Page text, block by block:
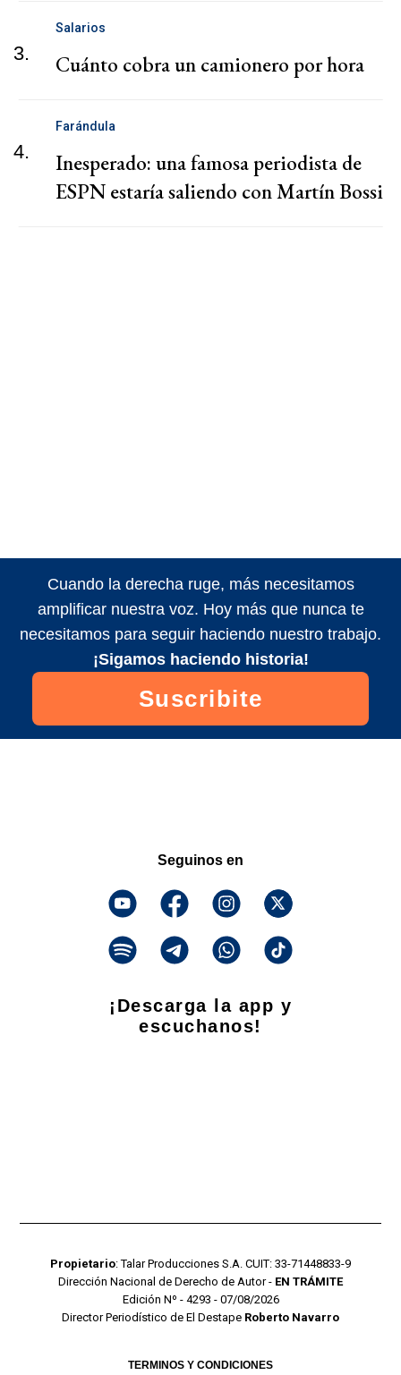
3.
Salarios
Cuánto cobra un camionero por hora
4.
Farándula
Inesperado: una famosa periodista de
ESPN estaría saliendo con Martín Bossi
Cuando la derecha ruge, más necesitamos
amplificar nuestra voz. Hoy más que nunca te
necesitamos para seguir haciendo nuestro trabajo.
¡Sigamos haciendo historia!
Suscribite
Seguinos en
¡Descarga la app y
escuchanos!
Propietario: Talar Producciones S.A. CUIT: 33-71448833-9
Dirección Nacional de Derecho de Autor - EN TRÁMITE
Edición Nº - 4293 - 07/08/2026
Director Periodístico de El Destape Roberto Navarro
TERMINOS Y CONDICIONES